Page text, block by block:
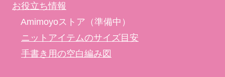
お役立ち情報
Amimoyoストア（準備中）
ニットアイテムのサイズ目安
手書き用の空白編み図